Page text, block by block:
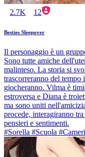
2.7K 12
Besties Sleepover
Il personaggio è un
Sono tutte amiche
malinteso. La storia si
trascorreranno del tempo
giocheranno. Vilma è
estroversa e Diana è
ma sono uniti
procede, interagiranno
pensieri e sentimenti.
#Sorella #Scuola